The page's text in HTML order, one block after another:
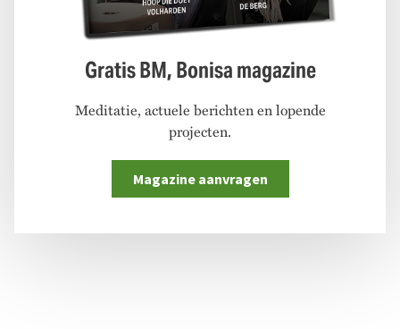
Gratis BM, Bonisa magazine
Meditatie, actuele berichten en lopende
projecten.
Magazine aanvragen